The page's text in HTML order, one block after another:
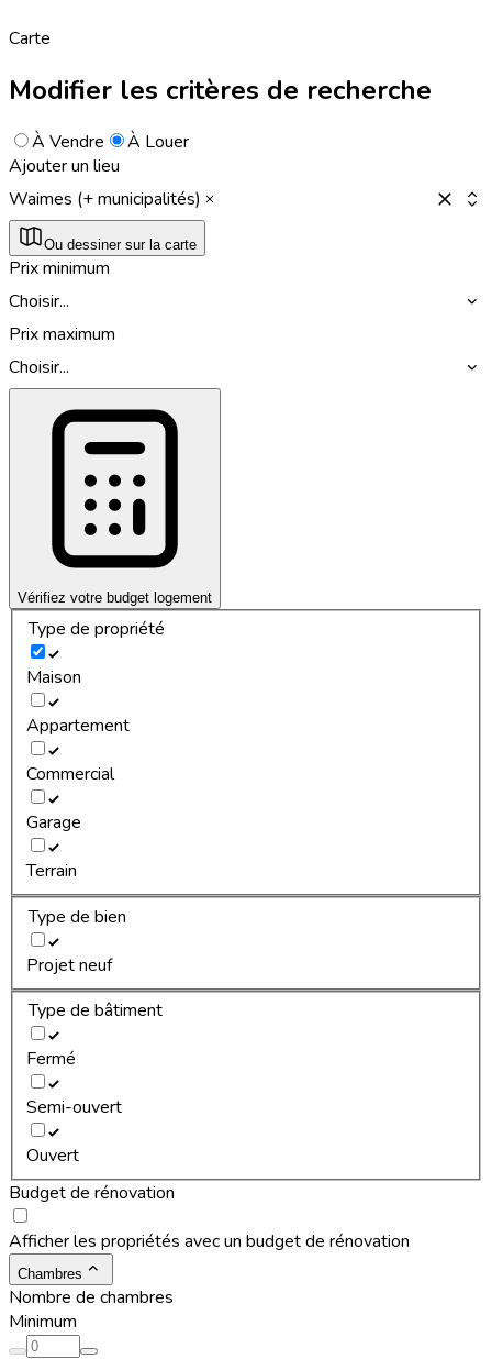
Carte
Modifier les critères de recherche
À Vendre
À Louer
Ajouter un lieu
Waimes (+ municipalités)
Ou dessiner sur la carte
Prix minimum
Choisir...
Prix maximum
Choisir...
Vérifiez votre budget logement
Type de propriété
Maison
Appartement
Commercial
Garage
Terrain
Type de bien
Projet neuf
Type de bâtiment
Fermé
Semi-ouvert
Ouvert
Budget de rénovation
Afficher les propriétés avec un budget de rénovation
Chambres
Nombre de chambres
Minimum